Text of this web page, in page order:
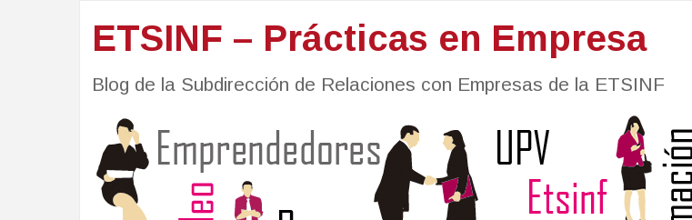
ETSINF – Prácticas en Empresa
Blog de la Subdirección de Relaciones con Empresas de la ETSINF